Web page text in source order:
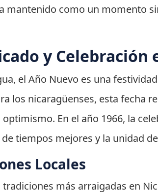
mantenido como un momento
y Celebración
el Año Nuevo es una
los nicaragüenses, esta fecha
En el año 1966, la
de tiempos mejores y la unidad
Locales
tradiciones más arraigadas en